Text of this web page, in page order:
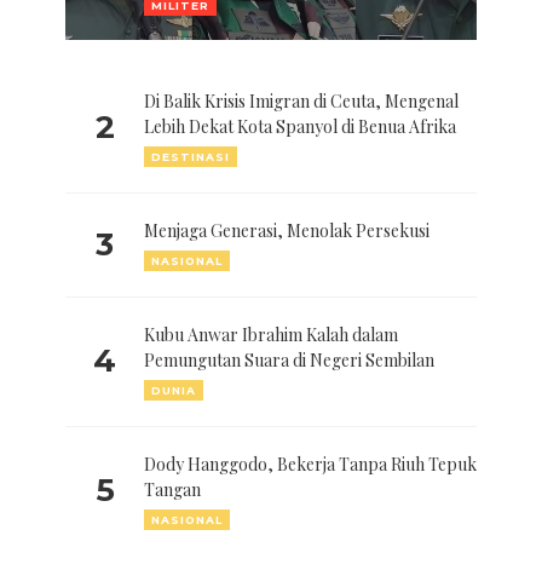
MILITER
2
Di Balik Krisis Imigran di Ceuta, Mengenal
Lebih Dekat Kota Spanyol di Benua Afrika
DESTINASI
3 Menjaga Generasi, Menolak Persekusi
NASIONAL
4
Kubu Anwar Ibrahim Kalah dalam
Pemungutan Suara di Negeri Sembilan
DUNIA
5
Dody Hanggodo, Bekerja Tanpa Riuh Tepuk
Tangan
NASIONAL